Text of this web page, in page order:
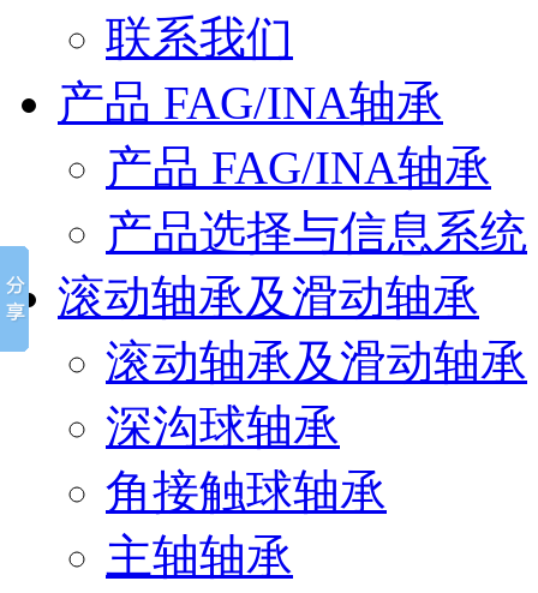
联系我们
产品 FAG/INA轴承
产品 FAG/INA轴承
产品选择与信息系统
滚动轴承及滑动轴承
滚动轴承及滑动轴承
深沟球轴承
角接触球轴承
主轴轴承